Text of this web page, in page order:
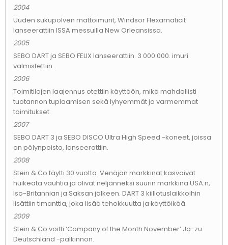
2004
Uuden sukupolven mattoimurit, Windsor Flexamaticit
lanseerattiin ISSA messuilla New Orleansissa.
2005
SEBO DART ja SEBO FELIX lanseerattiin. 3 000 000. imuri
valmistettiin.
2006
Toimitilojen laajennus otettiin käyttöön, mikä mahdollisti
tuotannon tuplaamisen sekä lyhyemmät ja varmemmat
toimitukset.
2007
SEBO DART 3 ja SEBO DISCO Ultra High Speed -koneet, joissa
on pölynpoisto, lanseerattiin.
2008
Stein & Co täytti 30 vuotta. Venäjän markkinat kasvoivat
huikeata vauhtia ja olivat neljänneksi suurin markkina USA:n,
Iso-Britannian ja Saksan jälkeen. DART 3 kiillotuslaikkoihin
lisättiin timanttia, joka lisää tehokkuutta ja käyttöikää.
2009
Stein & Co voitti ‘Company of the Month November’ Ja-zu
Deutschland -palkinnon.